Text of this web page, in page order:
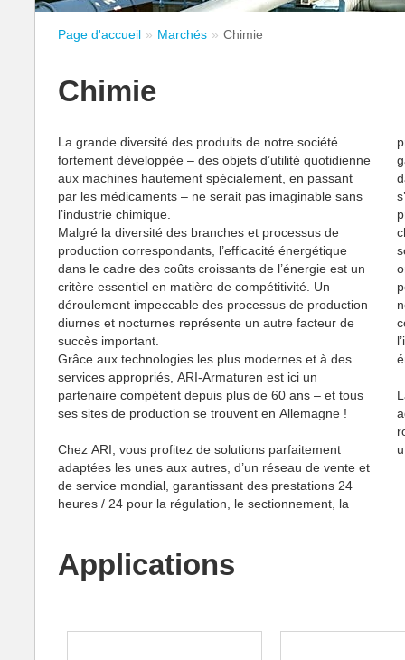
Page d'accueil Marchés Chimie
Chimie
La grande diversité des produits de notre société
fortement développée – des objets d’utilité quotidienne
aux machines hautement spécialement, en passant
par les médicaments – ne serait pas imaginable sans
l’industrie chimique.
Malgré la diversité des branches et processus de
production correspondants, l’efficacité énergétique
dans le cadre des coûts croissants de l’énergie est un
critère essentiel en matière de compétitivité. Un
déroulement impeccable des processus de production
diurnes et nocturnes représente un autre facteur de
succès important.
Grâce aux technologies les plus modernes et à des
services appropriés, ARI-Armaturen est ici un
partenaire compétent depuis plus de 60 ans – et tous
ses sites de production se trouvent en Allemagne !
Chez ARI, vous profitez de solutions parfaitement
adaptées les unes aux autres, d’un réseau de vente et
de service mondial, garantissant des prestations 24
heures / 24 pour la régulation, le sectionnement, la
Applications